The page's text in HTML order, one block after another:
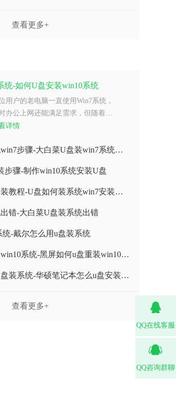
查看更多+
统-如何U盘安装win10系统
用户的老电脑一直使用Win7系统，
办公上网还能满足需求，但随着…
详情
大白菜U盘装系统win7步骤-大白菜U盘装win7系统步骤
步骤-制作win10系统安装U盘
U盘装系统win7安装教程-U盘如何装系统win7安装教程
错-大白菜U盘装系统出错
-戴尔怎么用u盘装系统
黑屏怎么U盘重装win10系统-黑屏如何u盘重装win10系统
华硕笔记本怎么U盘装系统-华硕笔记本怎么u盘安装系统
查看更多+
QQ在线客服
QQ咨询群聊